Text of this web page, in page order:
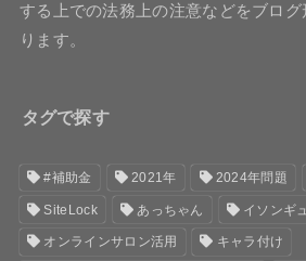
する上での法務上の注意などをブロ
ります。
タグで探す
#補助金 2021年 2024年問題
SiteLock あっちゃん イソンギ
オンラインサロン活用 キャラ付け